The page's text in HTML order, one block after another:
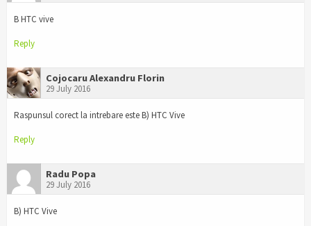
B HTC vive
Reply
Cojocaru Alexandru Florin
29 July 2016
Raspunsul corect la intrebare este B) HTC Vive
Reply
Radu Popa
29 July 2016
B) HTC Vive